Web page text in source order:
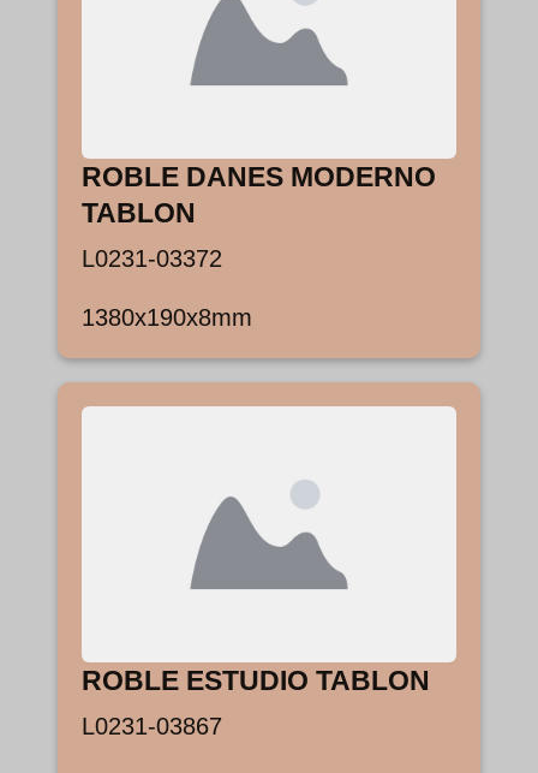
ROBLE DANES MODERNO
TABLON
L0231-03372
1380x190x8mm
ROBLE ESTUDIO TABLON
L0231-03867